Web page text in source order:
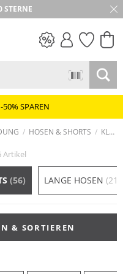
50% SPAREN
HOSEN & SHORTS KLETTERHOSEN & KLETTERSHORTS
Artikel
(56) LANGE HOSEN
& SORTIEREN